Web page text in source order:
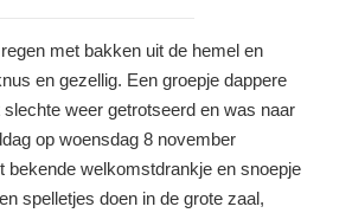
met bakken uit de hemel en
en gezellig. Een groepje dappere
slechte weer getrotseerd en was naar
op woensdag 8 november
bekende welkomstdrankje en snoepje
spelletjes doen in de grote zaal,